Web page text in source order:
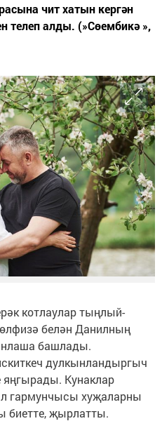
чит хатын кергән
телеп алды. (»Сөембикә »,
котлаулар тыңлый-
белән Данилның
башлады.
дулкынландыргыч
яңгырады. Кунаклар
гармунчысы хуҗаларны
биетте, җырлатты.